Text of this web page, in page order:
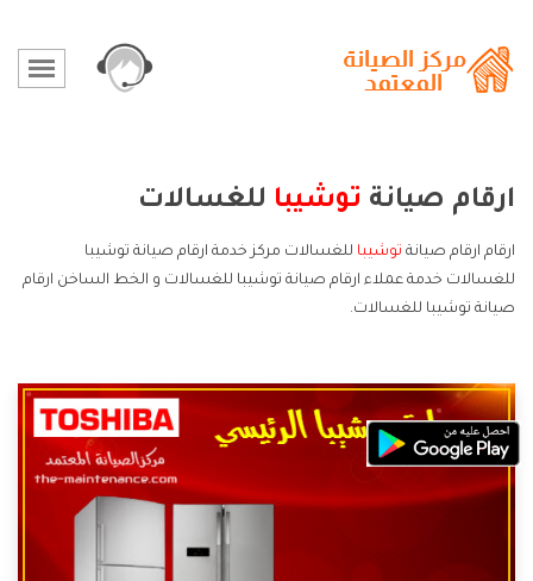
ارقام صيانة توشيبا للغسالات
ارقام ارقام صيانة توشيبا للغسالات مركز خدمة ارقام صيانة توشيبا
للغسالات خدمة عملاء ارقام صيانة توشيبا للغسالات و الخط الساخن ارقام
صيانة توشيبا للغسالات.